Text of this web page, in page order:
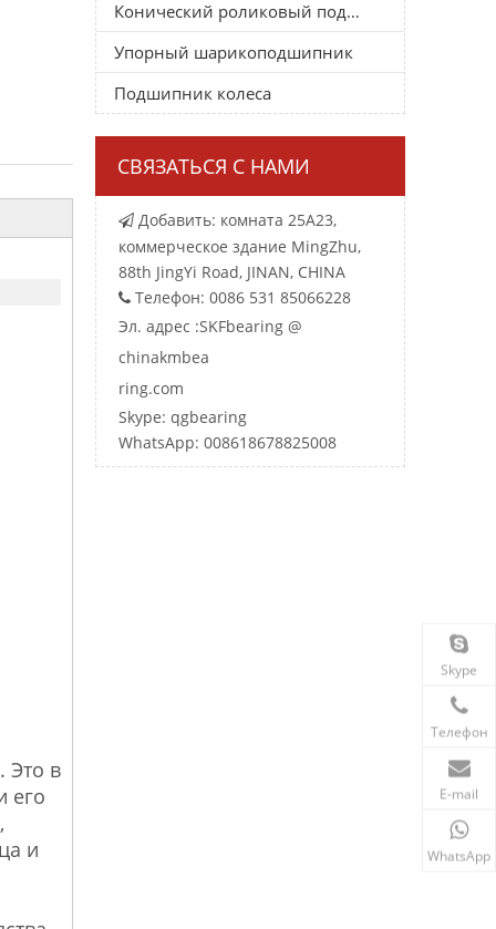
Это в
его
и
Конический роликовый подшипник
Упорный шарикоподшипник
Подшипник колеса
СВЯЗАТЬСЯ С НАМИ
 Добавить: комната 25A23,
коммерческое здание MingZhu,
88th JingYi Road, JINAN, CHINA
 Телефон: 0086 531 85066228
Эл. адрес :SKFbearing @
chinakmbea
ring.com
Skype: qgbearing
WhatsApp: 008618678825008
Skype
Телефон
E-mail
WhatsApp